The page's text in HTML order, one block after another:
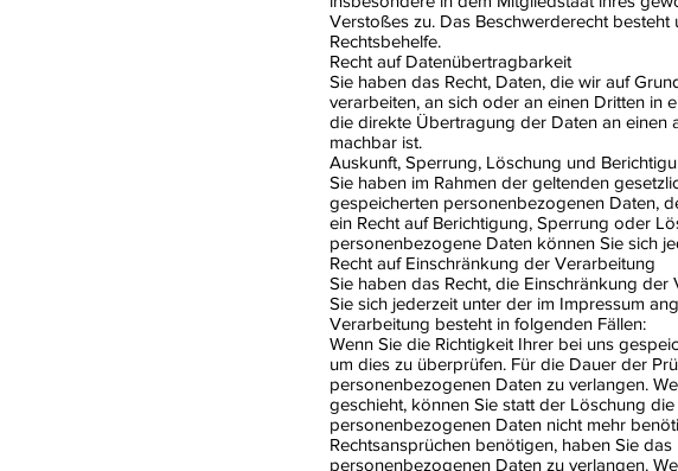
Verstoßes zu. Das Beschwerderecht
Rechtsbehelfe.
Recht auf Datenübertragbarkeit
Sie haben das Recht, Daten, die wir auf
verarbeiten, an sich oder an einen Dritten in
die direkte Übertragung der Daten an einen
machbar ist.
Auskunft, Sperrung, Löschung und
Sie haben im Rahmen der geltenden
gespeicherten personenbezogenen Daten,
ein Recht auf Berichtigung, Sperrung oder
personenbezogene Daten können Sie sich
Recht auf Einschränkung der Verarbeitung
Sie haben das Recht, die Einschränkung
Sie sich jederzeit unter der im Impressum
Verarbeitung besteht in folgenden Fällen:
Wenn Sie die Richtigkeit Ihrer bei uns
um dies zu überprüfen. Für die Dauer der
personenbezogenen Daten zu verlangen.
geschieht, können Sie statt der Löschung
personenbezogenen Daten nicht mehr
Rechtsansprüchen benötigen, haben Sie
personenbezogenen Daten zu verlangen.